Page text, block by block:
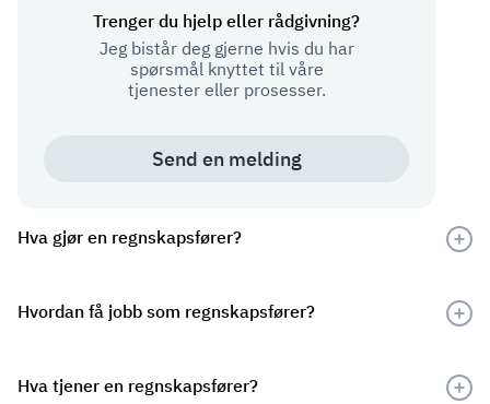
Trenger du hjelp eller rådgivning?
Jeg bistår deg gjerne hvis du har
spørsmål knyttet til våre
tjenester eller prosesser.
Send en melding
Hva gjør en regnskapsfører?
avstemming, MVA og rapportering, og ofte også støtte til
perioderapportering og forbedring av rutiner. I mange
Hvordan få jobb som regnskapsfører?
økonomiavdeling, og systemkompetanse. For enkelte
Hva tjener en regnskapsfører?